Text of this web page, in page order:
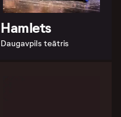
Hamlets
Daugavpils teātris